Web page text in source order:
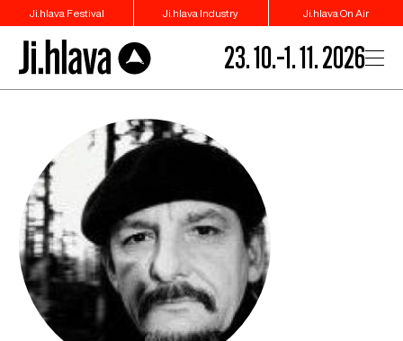
Ji.hlava Festival Ji.hlava Industry Ji.hlava On Air
23. 10.–1. 11. 2026